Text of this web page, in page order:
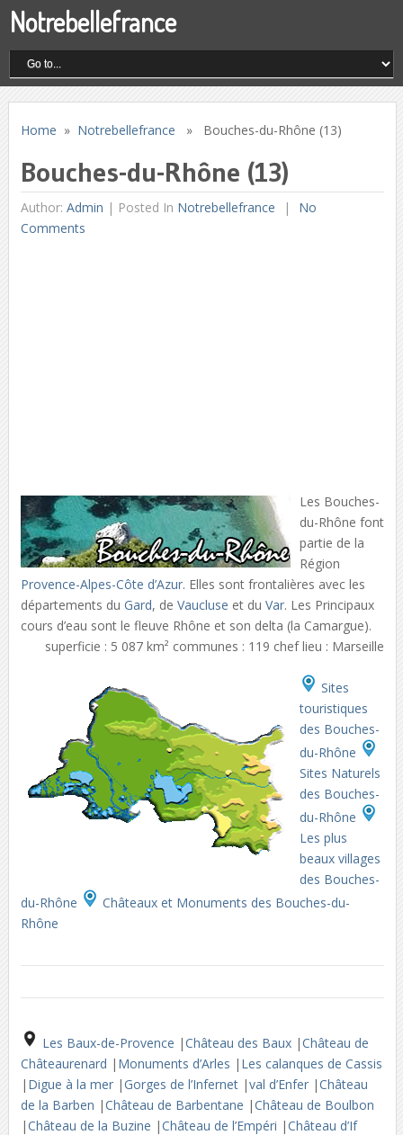
Notrebellefrance
Home » Notrebellefrance » Bouches-du-Rhône (13)
Bouches-du-Rhône (13)
Author: Admin | Posted In Notrebellefrance
No
Comments
Les Bouches-
du-Rhône font
partie de la
Région
Provence-Alpes-Côte d’Azur. Elles sont frontalières avec les
départements du Gard, de Vaucluse et du Var. Les Principaux
cours d’eau sont le fleuve Rhône et son delta (la Camargue).
superficie : 5 087 km² communes : 119 chef lieu : Marseille
Sites
touristiques
des Bouches-
du-Rhône
Sites Naturels
des Bouches-
du-Rhône
Les plus
beaux villages
des Bouches-
du-Rhône
Châteaux et Monuments des Bouches-du-
Rhône
Les Baux-de-Provence |Château des Baux |Château de
Châteaurenard | Monuments d’Arles | Les calanques de Cassis
| Digue à la mer |Gorges de l’Infernet |val d’Enfer |Château
de la Barben |Château de Barbentane |Château de Boulbon
|Château de la Buzine |Château de l’Empéri |Château d’If